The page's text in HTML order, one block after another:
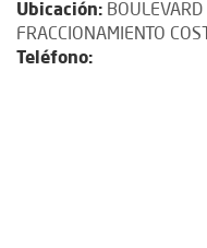
Ubicación:
FRACCIONAMIENTO
Teléfono: